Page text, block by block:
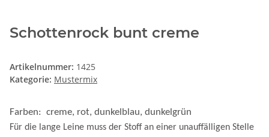
Schottenrock bunt creme
Artikelnummer: 1425
Kategorie: Mustermix
Farben: creme, rot, dunkelblau, dunkelgrün
Für die lange Leine muss der Stoff an einer unauffälligen Stelle